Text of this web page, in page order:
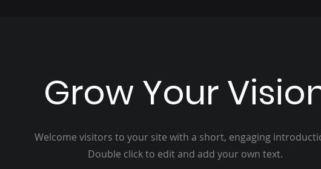
Grow Your
Welcome visitors to your site with a short, engaging
Double click to edit and add your own text.